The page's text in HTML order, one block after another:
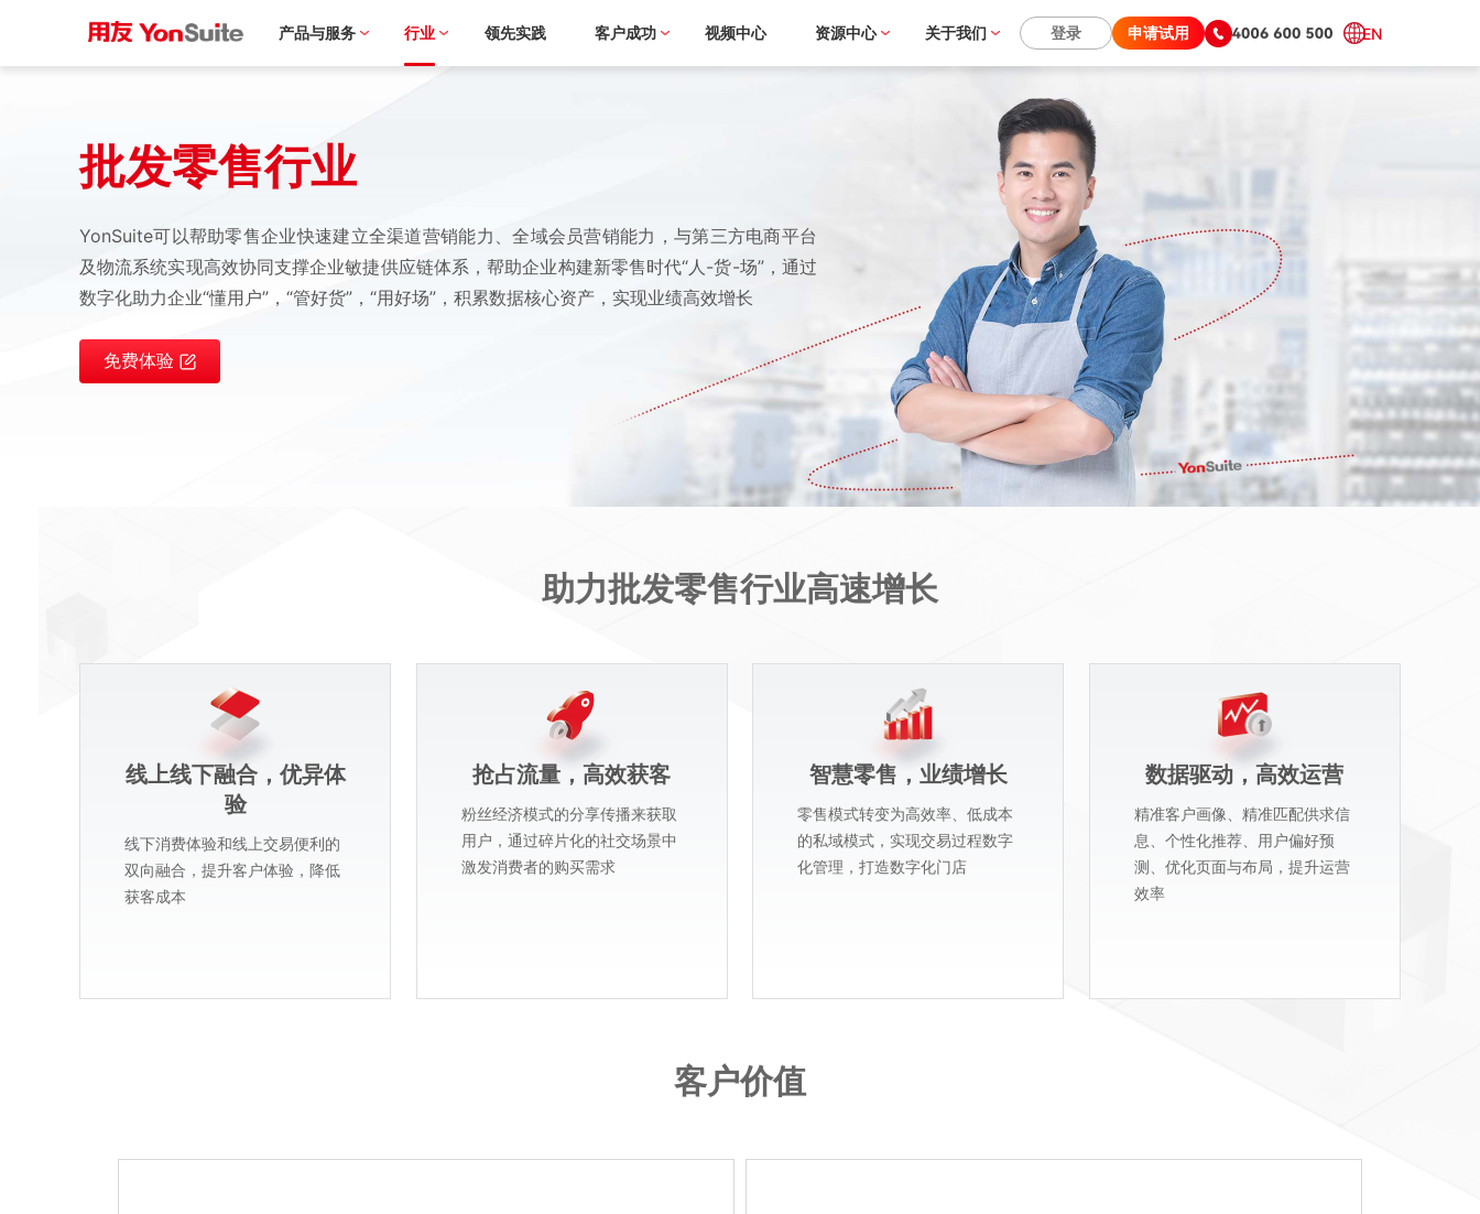
产品与服务 行业 领先实践 客户成功 视频中心 资源中心 关于我们 登录 申请试用 EN
批发零售行业
YonSuite可以帮助零售企业快速建立全渠道营销能力、全域会员营销能力，与第三方电商平台
及物流系统实现高效协同支撑企业敏捷供应链体系，帮助企业构建新零售时代“人-货-场”，通过
数字化助力企业“懂用户”，“管好货”，“用好场”，积累数据核心资产，实现业绩高效增长
免费体验
助力批发零售行业高速增长
线上线下融合，优异体
验
线下消费体验和线上交易便利的
双向融合，提升客户体验，降低
获客成本
抢占流量，高效获客
粉丝经济模式的分享传播来获取
用户，通过碎片化的社交场景中
激发消费者的购买需求
智慧零售，业绩增长
零售模式转变为高效率、低成本
的私域模式，实现交易过程数字
化管理，打造数字化门店
数据驱动，高效运营
精准客户画像、精准匹配供求信
息、个性化推荐、用户偏好预
测、优化页面与布局，提升运营
效率
客户价值